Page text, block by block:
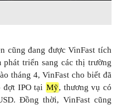
cũng đang được VinFast tích
triển sang các thị trường
tháng 4, VinFast cho biết đã
đợt IPO tại Mỹ, thương vụ có
Đồng thời, VinFast cũng